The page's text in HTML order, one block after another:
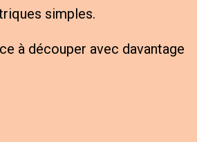
simples.
à découper avec davantage